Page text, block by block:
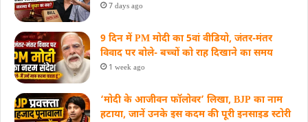
7 days ago
9 दिन में PM मोदी का 5वां वीडियो, जंतर-मंतर
विवाद पर बोले- बच्चों को राह दिखाने का समय
1 week ago
‘मोदी के आजीवन फॉलोवर’ लिखा, BJP का नाम
हटाया, जानें उनके इस कदम की पूरी इनसाइड स्‍टोरी